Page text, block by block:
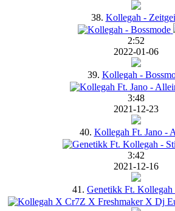
38. Kollegah -
2:52
2022-01-06
39. Kollegah -
3:48
2021-12-23
40. Kollegah Ft. Jano -
3:42
2021-12-16
41. Genetikk Ft. Kollegah